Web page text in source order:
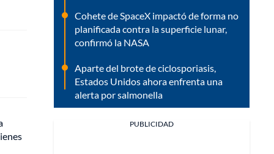
Cohete de SpaceX impactó de forma no
planificada contra la superficie lunar,
confirmó la NASA
Aparte del brote de ciclosporiasis,
Estados Unidos ahora enfrenta una
alerta por salmonella
PUBLICIDAD